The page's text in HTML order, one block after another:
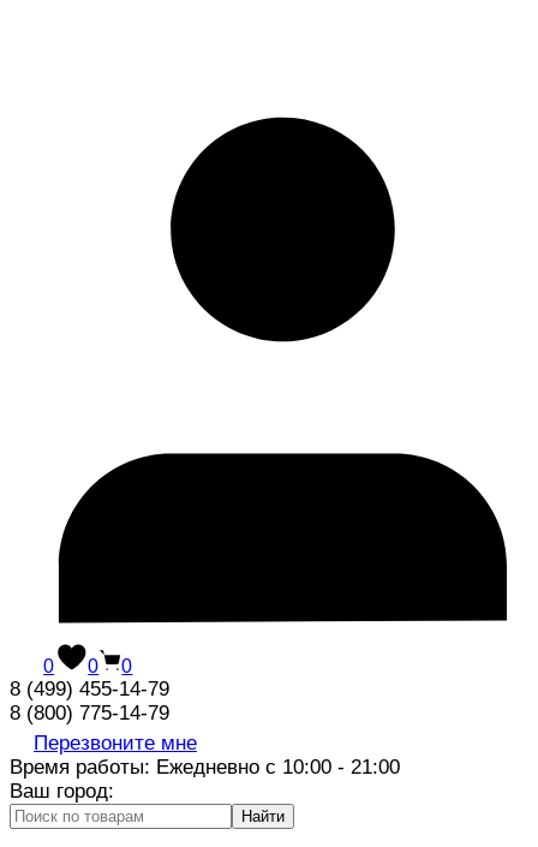
0 0 0
8 (499) 455-14-79
8 (800) 775-14-79
Перезвоните мне
Время работы: Ежедневно с 10:00 - 21:00
Ваш город:
Найти